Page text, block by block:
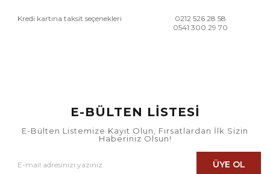
Kredi kartına taksit seçenekleri
0212 526 28 58
0541 300 29 70
E-BÜLTEN LİSTESİ
E-Bülten Listemize Kayıt Olun, Fırsatlardan İlk Sizin
Haberiniz Olsun!
ÜYE OL